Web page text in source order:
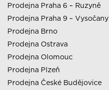
Prodejna Praha 6 – Ruzyně
Prodejna Praha 9 – Vysočany
Prodejna Brno
Prodejna Ostrava
Prodejna Olomouc
Prodejna Plzeň
Prodejna České Budějovice